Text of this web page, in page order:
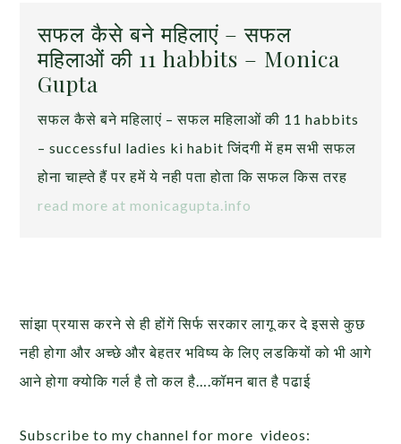
सफल कैसे बने महिलाएं – सफल
महिलाओं की 11 habbits – Monica
Gupta
सफल कैसे बने महिलाएं – सफल महिलाओं की 11 habbits
– successful ladies ki habit जिंदगी में हम सभी सफल
होना चाह्ते हैं पर हमें ये नही पता होता कि सफल किस तरह
read more at monicagupta.info
सांझा प्रयास करने से ही होंगें सिर्फ सरकार लागू कर दे इससे कुछ
नही होगा और अच्छे और बेहतर भविष्य के लिए लडकियों को भी आगे
आने होगा क्योकि गर्ल है तो कल है….कॉमन बात है पढाई
Subscribe to my channel for more videos: